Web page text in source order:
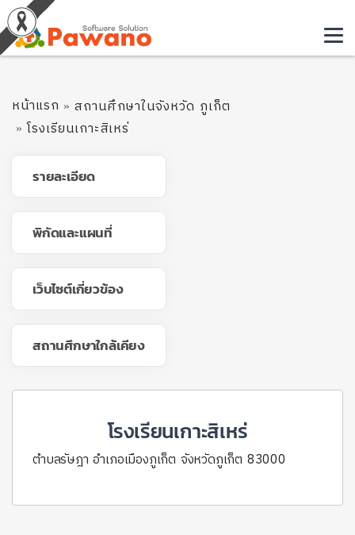
หน้าแรก
สถานศึกษาในจังหวัด ภูเก็ต
โรงเรียนเกาะสิเหร่
รายละเอียด
พิกัดและแผนที่
เว็บไซต์เกี่ยวข้อง
สถานศึกษาใกล้เคียง
โรงเรียนเกาะสิเหร่
ตำบลรัษฎา อำเภอเมืองภูเก็ต จังหวัดภูเก็ต 83000